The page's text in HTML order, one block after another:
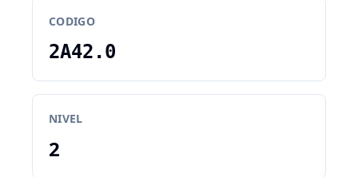
CODIGO
2A42.0
NIVEL
2